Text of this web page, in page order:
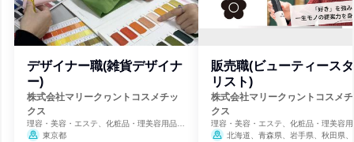
デザイナー職(雑貨デザイナ
ー)
株式会社マリークヮントコスメチッ
クス
理容・美容・エステ、化粧品・理美容用品小
売、百貨店・アパレル小売
東京都
販売職(ビューティース
リスト)
株式会社マリークヮントコスメ
クス
理容・美容・エステ、化粧品・理美容
売、百貨店・アパレル小売
北海道、青森県、岩手県、秋田県